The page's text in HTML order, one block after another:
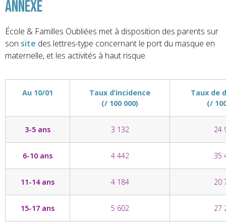
Annexe
École & Familles Oubliées met à disposition des parents sur
son site des lettres-type concernant le port du masque en
maternelle, et les activités à haut risque.
Au 10/01
Taux d’incidence
(/ 100 000)
Taux de
(/
3-5 ans 3 132 24
6-10 ans 4 442 35
11-14 ans 4 184 20
15-17 ans 5 602 27